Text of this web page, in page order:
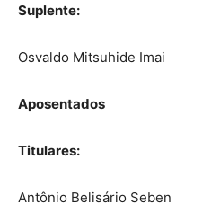
Suplente:
Osvaldo Mitsuhide Imai
Aposentados
Titulares:
Antônio Belisário Seben